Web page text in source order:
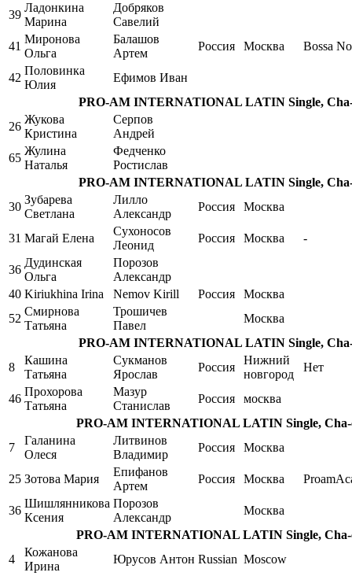
39
Ладонкина
Марина
Добряков
Савелий
41
Миронова
Ольга
Балашов
Артем
Россия Москва Bossa
42
Половинка
Юлия
Ефимов Иван
PRO-AM INTERNATIONAL LATIN Single, Cha-
26
Жукова
Кристина
Серпов
Андрей
65
Жулина
Наталья
Федченко
Ростислав
PRO-AM INTERNATIONAL LATIN Single, Cha-
30
Зубарева
Светлана
Лилло
Александр
Россия Москва
31 Магай Елена
Сухоносов
Леонид
Россия Москва -
36
Дудинская
Ольга
Порозов
Александр
40 Kiriukhina Irina Nemov Kirill Россия
Москва
52
Смирнова
Татьяна
Трошичев
Павел
Москва
PRO-AM INTERNATIONAL LATIN Single, Cha-
8
Кашина
Татьяна
Сукманов
Ярослав
Россия
Нижний
новгород
Нет
46
Прохорова
Татьяна
Мазур
Станислав
Россия
москва
PRO-AM INTERNATIONAL LATIN Single, Cha-
7
Галанина
Олеся
Литвинов
Владимир
Россия Москва
25 Зотова Мария
Епифанов
Артем
Россия Москва
36
Шишлянникова
Ксения
Порозов
Александр
Москва
PRO-AM INTERNATIONAL LATIN Single, Cha-
4
Кожанова
Ирина
Юрусов Антон Russian Moscow